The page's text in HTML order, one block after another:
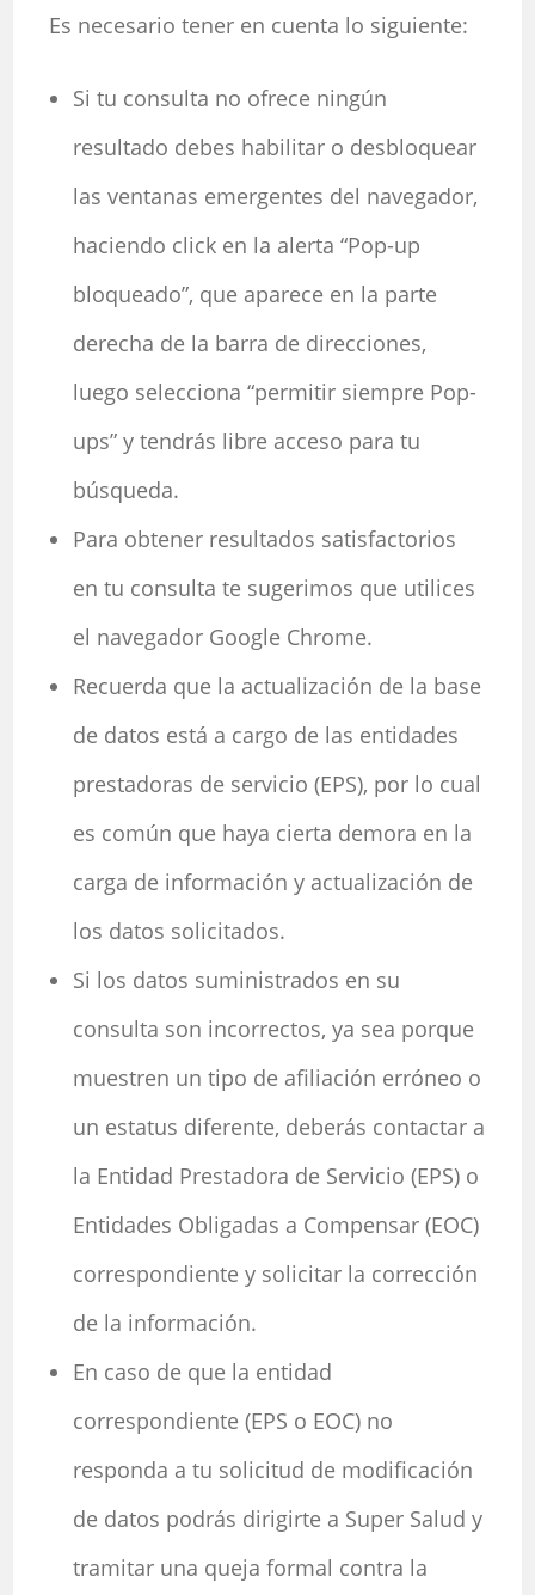
Es necesario tener en cuenta lo siguiente:
Si tu consulta no ofrece ningún
resultado debes habilitar o desbloquear
las ventanas emergentes del navegador,
haciendo click en la alerta “Pop-up
bloqueado”, que aparece en la parte
derecha de la barra de direcciones,
luego selecciona “permitir siempre Pop-
ups” y tendrás libre acceso para tu
búsqueda.
Para obtener resultados satisfactorios
en tu consulta te sugerimos que utilices
el navegador Google Chrome.
Recuerda que la actualización de la base
de datos está a cargo de las entidades
prestadoras de servicio (EPS), por lo cual
es común que haya cierta demora en la
carga de información y actualización de
los datos solicitados.
Si los datos suministrados en su
consulta son incorrectos, ya sea porque
muestren un tipo de afiliación erróneo o
un estatus diferente, deberás contactar a
la Entidad Prestadora de Servicio (EPS) o
Entidades Obligadas a Compensar (EOC)
correspondiente y solicitar la corrección
de la información.
En caso de que la entidad
correspondiente (EPS o EOC) no
responda a tu solicitud de modificación
de datos podrás dirigirte a Super Salud y
tramitar una queja formal contra la